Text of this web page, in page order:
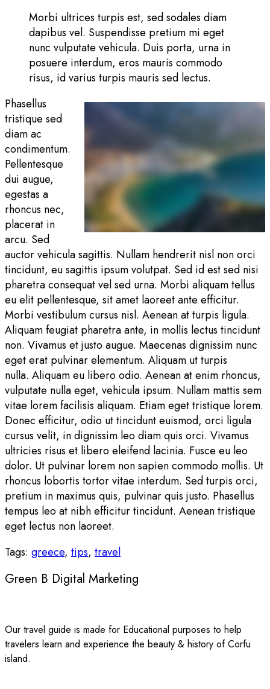
Morbi ultrices turpis est, sed sodales diam
dapibus vel. Suspendisse pretium mi eget
nunc vulputate vehicula. Duis porta, urna in
posuere interdum, eros mauris commodo
risus, id varius turpis mauris sed lectus.
Phasellus
tristique sed
diam ac
condimentum.
Pellentesque
dui augue,
egestas a
rhoncus nec,
placerat in
arcu. Sed
auctor vehicula sagittis. Nullam hendrerit nisl non orci
tincidunt, eu sagittis ipsum volutpat. Sed id est sed nisi
pharetra consequat vel sed urna. Morbi aliquam tellus
eu elit pellentesque, sit amet laoreet ante efficitur.
Morbi vestibulum cursus nisl. Aenean at turpis ligula.
Aliquam feugiat pharetra ante, in mollis lectus tincidunt
non. Vivamus et justo augue. Maecenas dignissim nunc
eget erat pulvinar elementum. Aliquam ut turpis
nulla. Aliquam eu libero odio. Aenean at enim rhoncus,
vulputate nulla eget, vehicula ipsum. Nullam mattis sem
vitae lorem facilisis aliquam. Etiam eget tristique lorem.
Donec efficitur, odio ut tincidunt euismod, orci ligula
cursus velit, in dignissim leo diam quis orci. Vivamus
ultricies risus et libero eleifend lacinia. Fusce eu leo
dolor. Ut pulvinar lorem non sapien commodo mollis. Ut
rhoncus lobortis tortor vitae interdum. Sed turpis orci,
pretium in maximus quis, pulvinar quis justo. Phasellus
tempus leo at nibh efficitur tincidunt. Aenean tristique
eget lectus non laoreet.
Tags: greece, tips, travel
Green B Digital Marketing
Our travel guide is made for Educational purposes to help
travelers learn and experience the beauty & history of Corfu
island.